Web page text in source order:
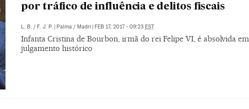
por tráfico de influência e delitos fiscais
L. B. / F. J. P. | Palma / Madri | FEB 17, 2017 - 09:23 EST
Infanta Cristina de Bourbon, irmã do rei Felipe VI, é absolvida em
julgamento histórico